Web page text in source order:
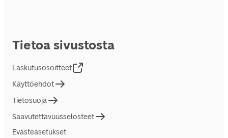
Tietoa sivustosta
Laskutusosoitteet
Käyttöehdot
Tietosuoja
Saavutettavuusselosteet
Evästeasetukset